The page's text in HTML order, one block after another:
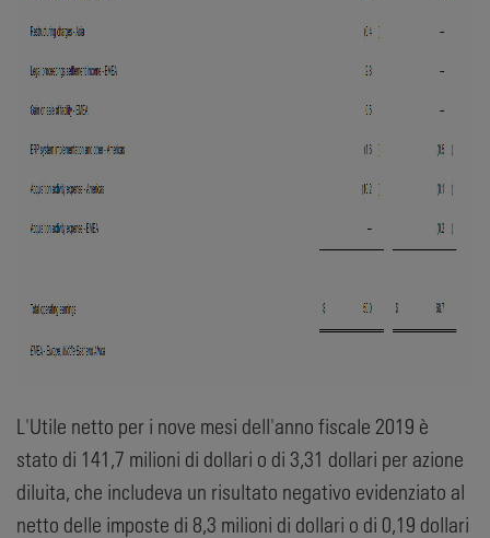
L'Utile netto per i nove mesi dell'anno fiscale 2019 è
stato di 141,7 milioni di dollari o di 3,31 dollari per azione
diluita, che includeva un risultato negativo evidenziato al
netto delle imposte di 8,3 milioni di dollari o di 0,19 dollari